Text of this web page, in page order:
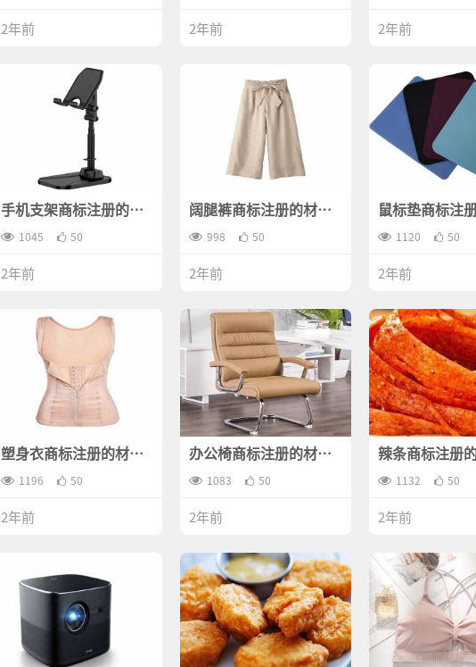
2年前 2年前 2年前
手机支架商标注册的材
料有哪些？
1045 50
2年前
阔腿裤商标注册的材料
有哪些？
998 50
2年前
鼠标垫商标注
有哪些？
1120 50
2年前
塑身衣商标注册的材料
有哪些？
1196 50
2年前
办公椅商标注册的材料
有哪些？
1083 50
2年前
辣条商标注册
哪些？
1132 50
2年前